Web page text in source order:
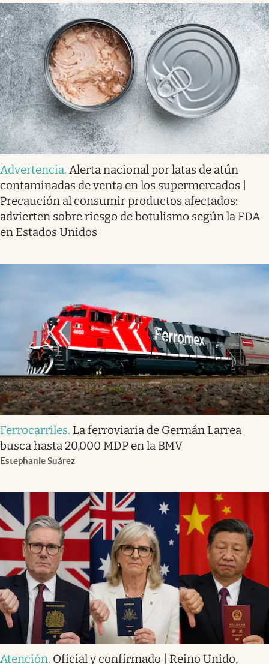
Advertencia. Alerta nacional por latas de atún
contaminadas de venta en los supermercados |
Precaución al consumir productos afectados:
advierten sobre riesgo de botulismo según la FDA
en Estados Unidos
Ferrocarriles. La ferroviaria de Germán Larrea
busca hasta 20,000 MDP en la BMV
Estephanie Suárez
Atención. Oficial y confirmado | Reino Unido,